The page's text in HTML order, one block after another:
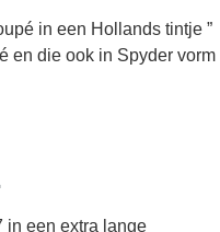
in een Hollands tintje ”
en die ook in Spyder vorm
in een extra lange